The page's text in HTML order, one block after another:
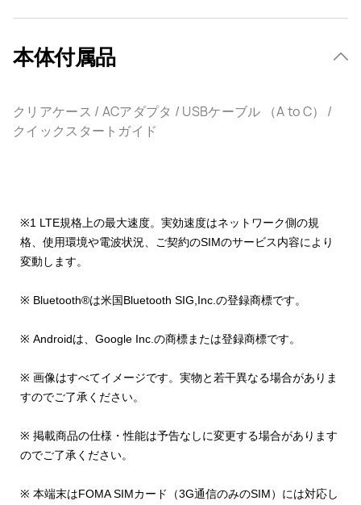
本体付属品
クリアケース / ACアダプタ / USBケーブル （A to C） /
クイックスタートガイド
※1 LTE規格上の最大速度。実効速度はネットワーク側の規
格、使用環境や電波状況、ご契約のSIMのサービス内容により
変動します。
※ Bluetooth®は米国Bluetooth SIG,Inc.の登録商標です。
※ Androidは、Google Inc.の商標または登録商標です。
※ 画像はすべてイメージです。実物と若干異なる場合がありま
すのでご了承ください。
※ 掲載商品の仕様・性能は予告なしに変更する場合があります
のでご了承ください。
※ 本端末はFOMA SIMカード（3G通信のみのSIM）には対応し